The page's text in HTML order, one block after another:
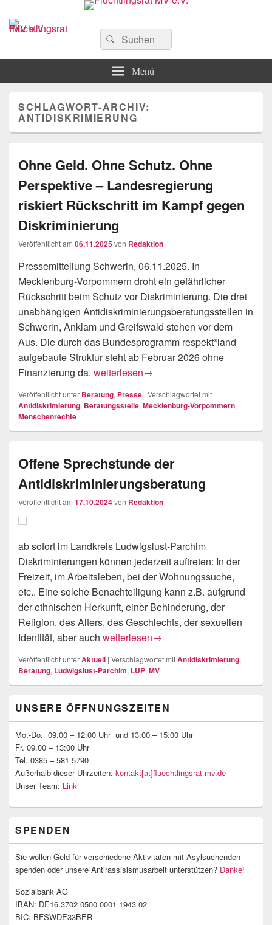
Flüchtlingsrat MV e.V.
Schwerin
Suchen
nach:
Suchen
Menü
SCHLAGWORT-ARCHIV:
ANTIDISKRIMIERUNG
Ohne Geld. Ohne Schutz. Ohne
Perspektive – Landesregierung
riskiert Rückschritt im Kampf gegen
Diskriminierung
Veröffentlicht am 06.11.2025von Redaktion
Pressemitteilung Schwerin, 06.11.2025. In
Mecklenburg-Vorpommern droht ein gefährlicher
Rückschritt beim Schutz vor Diskriminierung. Die drei
unabhängigen Antidiskriminierungsberatungsstellen in
Schwerin, Anklam und Greifswald stehen vor dem
Aus. Die durch das Bundesprogramm respekt*land
aufgebaute Struktur steht ab Februar 2026 ohne
Finanzierung da. Ohne Geld. Ohne Schutz. Ohne
weiterlesen→
Veröffentlicht unter Beratung, Presse | Verschlagwortet mit
Antidiskrimierung, Beratungsstelle, Mecklenburg-Vorpommern,
Menschenrechte
Offene Sprechstunde der
Antidiskriminierungsberatung
Veröffentlicht am 17.10.2024von Redaktion
ab sofort im Landkreis Ludwigslust-Parchim
Diskriminierungen können jederzeit auftreten: In der
Freizeit, im Arbeitsleben, bei der Wohnungssuche,
etc.. Eine solche Benachteiligung kann z.B. aufgrund
der ethnischen Herkunft, einer Behinderung, der
Religion, des Alters, des Geschlechts, der sexuellen
Identität, aber auch Offene Sprechstunde der
weiterlesen→
Veröffentlicht unterAktuell | Verschlagwortet mitAntidiskrimierung,
Beratung, Ludwigslust-Parchim, LUP, MV
Seitenleisten-
Widgetbereich
UNSERE ÖFFNUNGSZEITEN
Mo.-Do. 09:00 – 12:00 Uhr und 13:00 – 15:00 Uhr
Fr. 09.00 – 13:00 Uhr
Tel. 0385 – 581 5790
Außerhalb dieser Uhrzeiten: kontakt[at]fluechtlingsrat-mv.de
Unser Team: Link
SPENDEN
Sie wollen Geld für verschiedene Aktivitäten mit Asylsuchenden
spenden oder unsere Antirassisismusarbeit unterstützen? Danke!
Sozialbank AG
IBAN: DE16 3702 0500 0001 1943 02
BIC: BFSWDE33BER